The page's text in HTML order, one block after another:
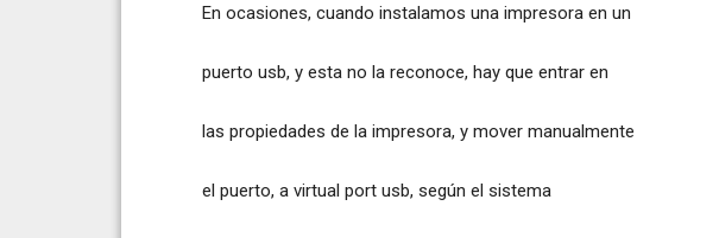
En ocasiones, cuando instalamos una impresora en un
puerto usb, y esta no la reconoce, hay que entrar en
las propiedades de la impresora, y mover manualmente
el puerto, a virtual port usb, según el sistema